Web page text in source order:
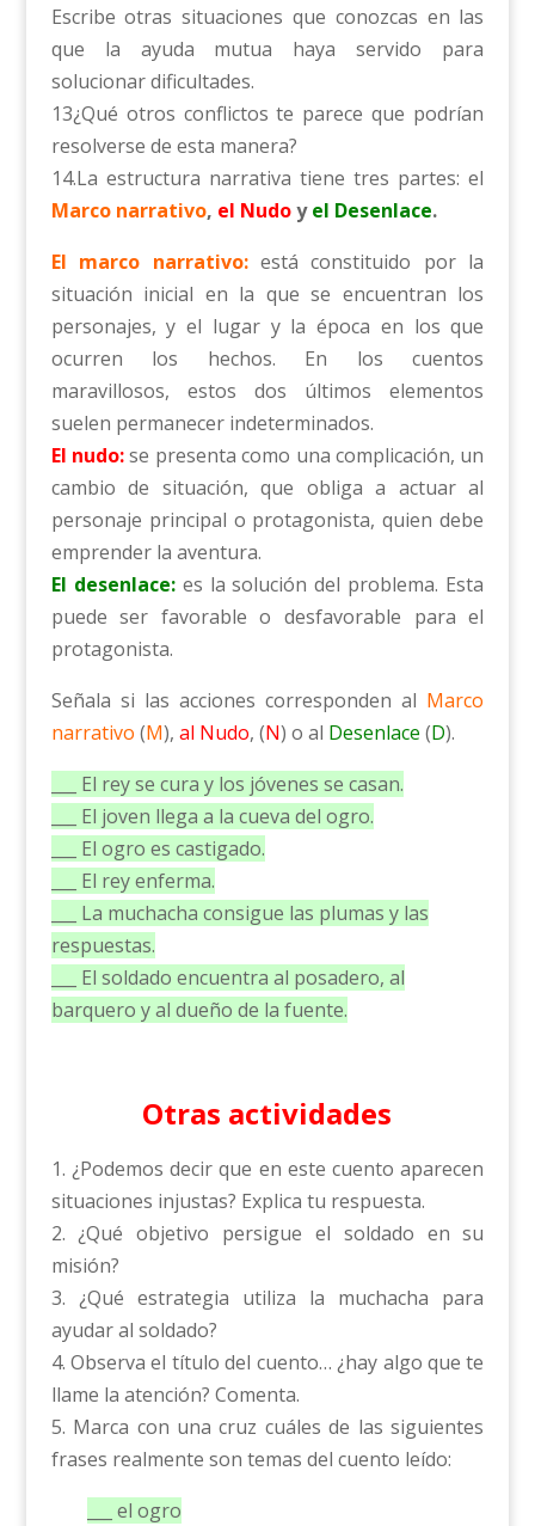
Escribe otras situaciones que conozcas en las
que la ayuda mutua haya servido para
solucionar dificultades.
13¿Qué otros conflictos te parece que podrían
resolverse de esta manera?
14.La estructura narrativa tiene tres partes: el
Marco narrativo, el Nudoyel Desenlace.
El marco narrativo:está constituido por la
situación inicial en la que se encuentran los
personajes, y el lugar y la época en los que
ocurren los hechos. En los cuentos
maravillosos, estos dos últimos elementos
suelen permanecer indeterminados.
El nudo:se presenta como una complicación, un
cambio de situación, que obliga a actuar al
personaje principal o protagonista, quien debe
emprender la aventura.
El desenlace:es la solución del problema. Esta
puede ser favorable o desfavorable para el
protagonista.
Señala si las acciones corresponden al Marco
narrativo (M), al Nudo, (N) o al Desenlace (D).
___ El rey se cura y los jóvenes se casan.
___ El joven llega a la cueva del ogro.
___ El ogro es castigado.
___ El rey enferma.
___ La muchacha consigue las plumas y las
respuestas.
___ El soldado encuentra al posadero, al
barquero y al dueño de la fuente.
Otras actividades
1. ¿Podemos decir que en este cuento aparecen
situaciones injustas? Explica tu respuesta.
2. ¿Qué objetivo persigue el soldado en su
misión?
3. ¿Qué estrategia utiliza la muchacha para
ayudar al soldado?
4. Observa el título del cuento… ¿hay algo que te
llame la atención? Comenta.
5. Marca con una cruz cuáles de las siguientes
frases realmente son temas del cuento leído:
___ el ogro